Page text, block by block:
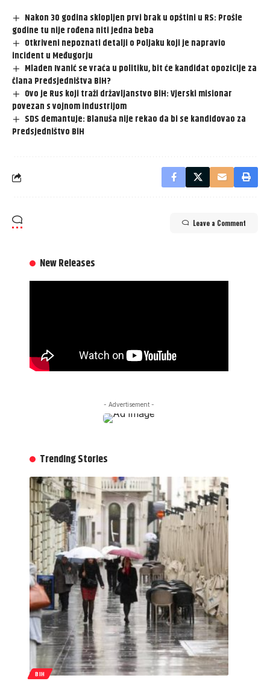
Nakon 30 godina sklopljen prvi brak u opštini u RS: Prošle
godine tu nije rođena niti jedna beba
Otkriveni nepoznati detalji o Poljaku koji je napravio
incident u Međugorju
Mladen Ivanić se vraća u politiku, bit će kandidat opozicije za
člana Predsjedništva BiH?
Ovo je Rus koji traži državljanstvo BiH: Vjerski misionar
povezan s vojnom industrijom
SDS demantuje: Blanuša nije rekao da bi se kandidovao za
Predsjedništvo BiH
Leave a Comment
New Releases
- Advertisement -
Trending Stories
BIH